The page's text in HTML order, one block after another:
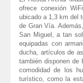
ofrece conexión
ubicado a 1,3 km del
de Gran Vía.
San Miguel, a tan
equipadas con
ducha, artículos de
también disponen de
comodidad de los
turístico, como la